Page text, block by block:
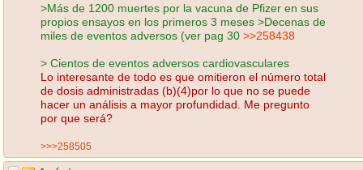
>Más de 1200 muertes por la vacuna de Pfizer en sus
propios ensayos en los primeros 3 meses >Decenas de
miles de eventos adversos (ver pag 30 >>258438
> Cientos de eventos adversos cardiovasculares
Lo interesante de todo es que omitieron el número total
de dosis administradas (b)(4)por lo que no se puede
hacer un análisis a mayor profundidad. Me pregunto
por que será?
>>>258505